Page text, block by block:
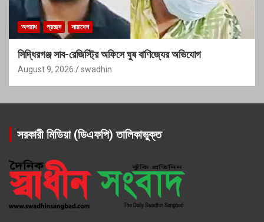
অপরাধ প্রচ্ছদ সারাদেশ
সিদ্ধিরগঞ্জ সাব-রেজিস্ট্রি অফিসে ঘুষ বাণিজ্যের অভিযোগ
August 9, 2026 swadhin
সরকারী মিডিয়া (ডিএফপি) তালিকাভুক্ত